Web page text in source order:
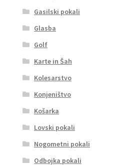
Gasilski pokali
Glasba
Golf
Karte in Šah
Kolesarstvo
Konjeništvo
Košarka
Lovski pokali
Nogometni pokali
Odbojka pokali